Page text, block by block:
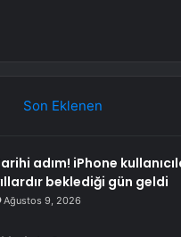
Son Eklenen
adım! iPhone
beklediği gün geldi
Ağustos 9, 2026